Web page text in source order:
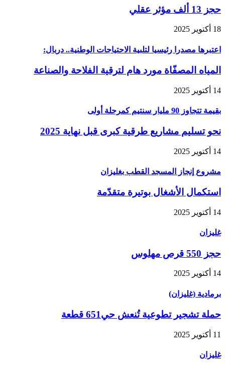
حجز 13 ألف مؤثر عقلي
18 أكتوير 2025
اعتبرها مصدرا رئيسيا لتلبية الاحتياجات الوطنية.. دربال:
المياه المصفّاة مورد هام لترقية الفلاحة والصناعة
14 أكتوير 2025
بقيمة تتجاوز 90 مليار سنتيم كمرحلة أولى
نحو تسليم مشاريع طرقية كبرى قبل نهاية 2025
14 أكتوير 2025
مشروع إنجاز المسجد القطب بغليزان
استكمال الأشغال بوتيرة متقدّمة
14 أكتوير 2025
غليزان
حجز 550 قرص مهلوس
14 أكتوير 2025
برمادية (غليزان)
حملة تشجير تطوعية تُنعش حي651 قطعة
11 أكتوير 2025
غليزان